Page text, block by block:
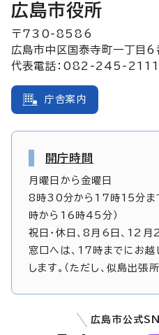
広島市役所
〒730-8586
広島市中区国泰寺町一丁目
代表電話：082-245-2111
庁舎案内
開庁時間
月曜日から金曜日
8時30分から17時15分ま
時から16時45分）
祝日・休日、8月6日、12
窓口へは、17時までにお越
します。（ただし、似島出
広島市公式